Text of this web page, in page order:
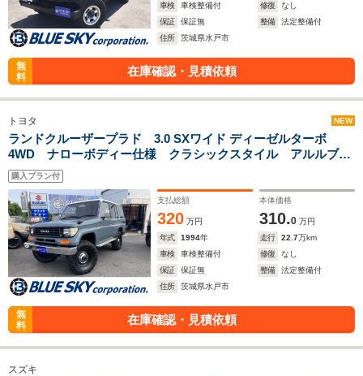
車検
車検整備付 修復
なし
保証
保証無 整備
法定整備付
住所
茨城県水戸市
無
料
在庫確認・見積依頼
トヨタ NEW
ランドクルーザープラド 3.0 SXワイド ディーゼルターボ
4WD ナローボディー仕様 クラシックスタイル アルルブル
ー全塗装 リフトアップ
購入プラン付
支払総額
320 万円
本体価格
310.0 万円
年式
1994年 走行 22.7万km
車検
車検整備付 修復
なし
保証
保証無 整備
法定整備付
住所
茨城県水戸市
無
料
在庫確認・見積依頼
スズキ